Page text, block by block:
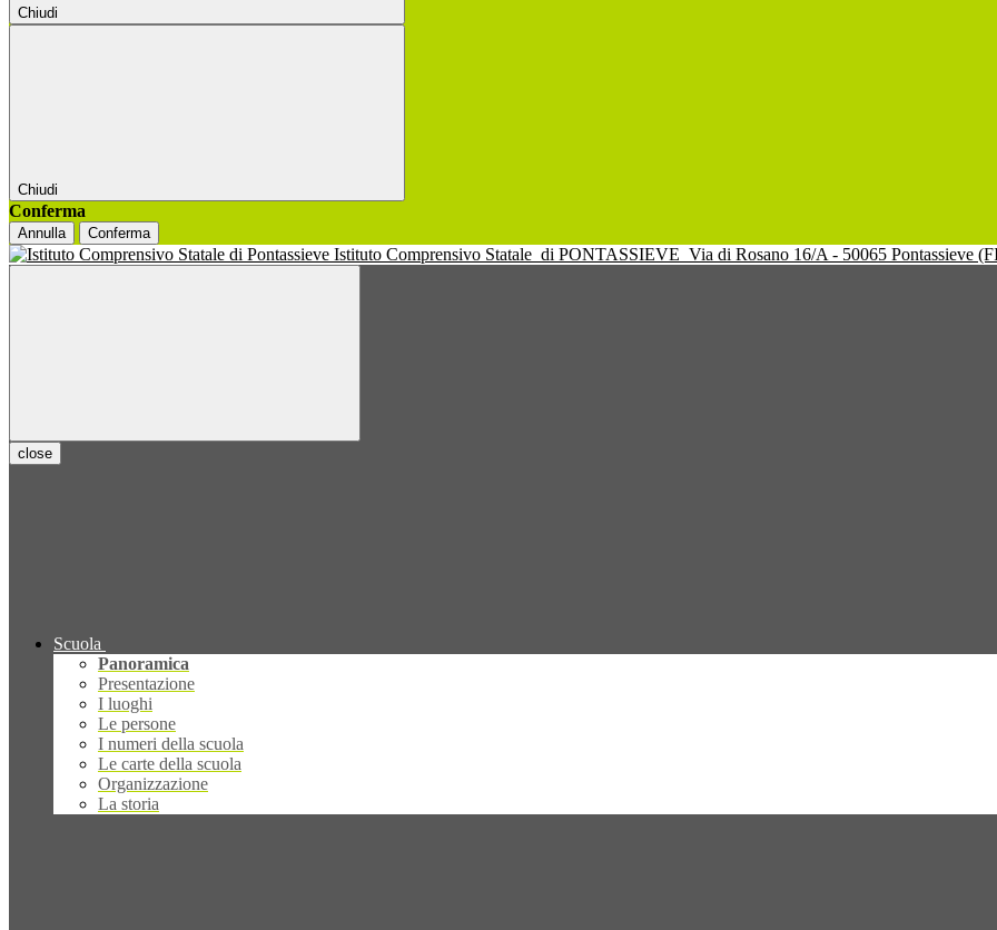
Chiudi
Chiudi
Conferma
Annulla Conferma
Istituto Comprensivo Statale di PONTASSIEVE Via di Rosano 16/A - 50065 Pontassieve
close
Scuola
Panoramica
Presentazione
I luoghi
Le persone
I numeri della scuola
Le carte della scuola
Organizzazione
La storia